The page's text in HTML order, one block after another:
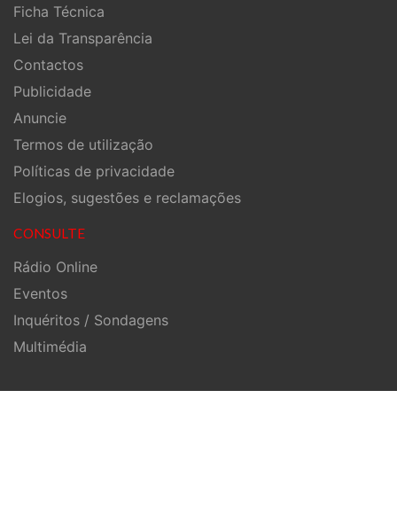
Ficha Técnica
Lei da Transparência
Contactos
Publicidade
Anuncie
Termos de utilização
Políticas de privacidade
Elogios, sugestões e reclamações
CONSULTE
Rádio Online
Eventos
Inquéritos / Sondagens
Multimédia